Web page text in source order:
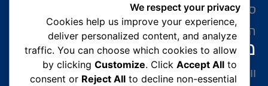
סיפורי הצלחה
המלצות של לקוחות
מידע ליצירת קשר
ווצאפ 054-765-0002
We respect your privacy
Cookies help us improve your experience,
deliver personalized content, and analyze
traffic. You can choose which cookies to allow
by clickingCustomize. ClickAccept All to
consent or Reject All to decline non-essential